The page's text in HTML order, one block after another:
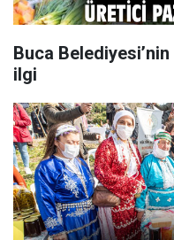
Buca
ilgi